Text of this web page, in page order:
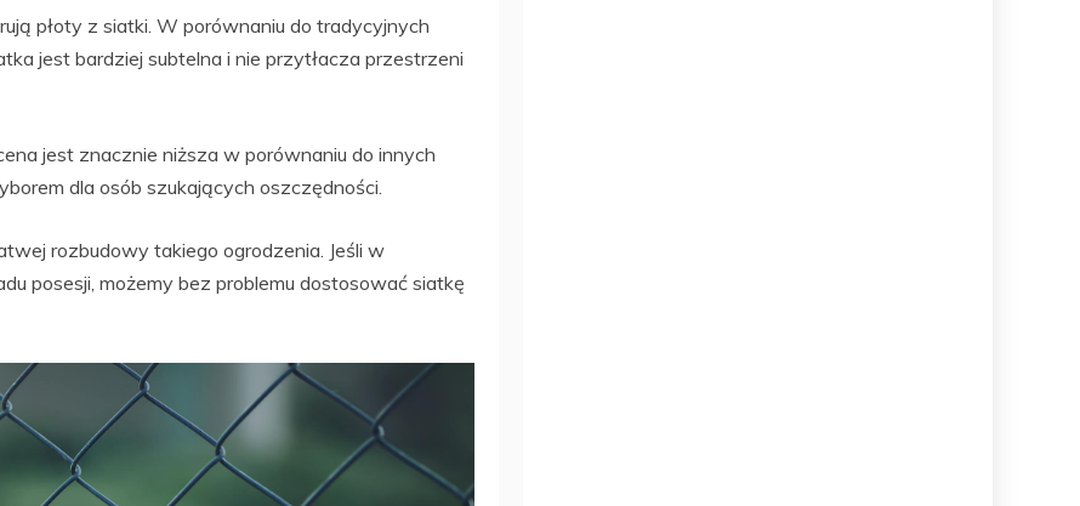
płoty z siatki. W porównaniu do tradycyjnych
jest bardziej subtelna i nie przytłacza przestrzeni
jest znacznie niższa w porównaniu do innych
dla osób szukających oszczędności.
rozbudowy takiego ogrodzenia. Jeśli w
posesji, możemy bez problemu dostosować siatkę